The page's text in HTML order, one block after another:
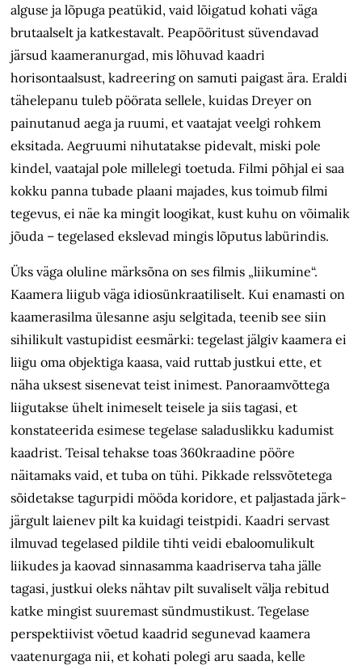
alguse ja lõpuga peatükid, vaid lõigatud kohati väga
brutaalselt ja katkestavalt. Peapööritust süvendavad
järsud kaameranurgad, mis lõhuvad kaadri
horisontaalsust, kadreering on samuti paigast ära. Eraldi
tähelepanu tuleb pöörata sellele, kuidas Dreyer on
painutanud aega ja ruumi, et vaatajat veelgi rohkem
eksitada. Aegruumi nihutatakse pidevalt, miski pole
kindel, vaatajal pole millelegi toetuda. Filmi põhjal ei saa
kokku panna tubade plaani majades, kus toimub filmi
tegevus, ei näe ka mingit loogikat, kust kuhu on võimalik
jõuda – tegelased ekslevad mingis lõputus labürindis.
Üks väga oluline märksõna on ses filmis „liikumine“.
Kaamera liigub väga idiosünkraatiliselt. Kui enamasti on
kaamerasilma ülesanne asju selgitada, teenib see siin
sihilikult vastupidist eesmärki: tegelast jälgiv kaamera ei
liigu oma objektiga kaasa, vaid ruttab justkui ette, et
näha uksest sisenevat teist inimest. Panoraamvõttega
liigutakse ühelt inimeselt teisele ja siis tagasi, et
konstateerida esimese tegelase saladuslikku kadumist
kaadrist. Teisal tehakse toas 360kraadine pööre
näitamaks vaid, et tuba on tühi. Pikkade relssvõtetega
sõidetakse tagurpidi mööda koridore, et paljastada järk-
järgult laienev pilt ka kuidagi teistpidi. Kaadri servast
ilmuvad tegelased pildile tihti veidi ebaloomulikult
liikudes ja kaovad sinnasamma kaadriserva taha jälle
tagasi, justkui oleks nähtav pilt suvaliselt välja rebitud
katke mingist suuremast sündmustikust. Tegelase
perspektiivist võetud kaadrid segunevad kaamera
vaatenurgaga nii, et kohati polegi aru saada, kelle